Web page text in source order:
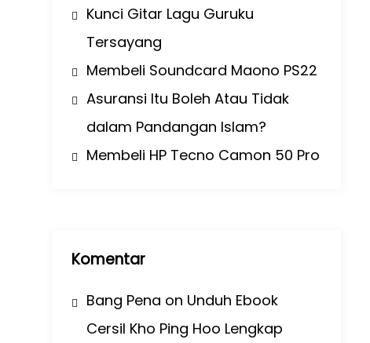
Kunci Gitar Lagu Guruku
Tersayang
Membeli Soundcard Maono PS22
Asuransi Itu Boleh Atau Tidak
dalam Pandangan Islam?
Membeli HP Tecno Camon 50 Pro
Komentar
Bang Pena on Unduh Ebook
Cersil Kho Ping Hoo Lengkap